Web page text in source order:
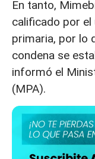
En tanto,
calificado por
primaria, por lo
condena se
informó el
(MPA).